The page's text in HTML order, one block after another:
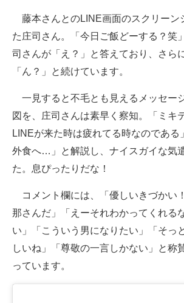
製造業のIT導入・活用を支援
モノづくり技術者専門サイト
エネルギーの専門メディア
ちょっと気になるネットの話題
藤本さんとのLINE画面のスクリーン
た庄司さん。「今日ご飯どーする？笑
司さんが「え？」と答えており、さら
「ん？」と続けています。
一見すると不毛とも見えるメッセー
図を、庄司さんは素早く察知。「ミキ
LINEが来た時は疲れてる時なのである
外食へ…」と解説し、ナイスガイな気
た。息ぴったりだな！
コメント欄には、「優しいきづかい
那さんだ」「えーそれわかってくれる
い」「こういう男になりたい」「そっ
しいね」「尊敬の一言しかない」と称
っています。